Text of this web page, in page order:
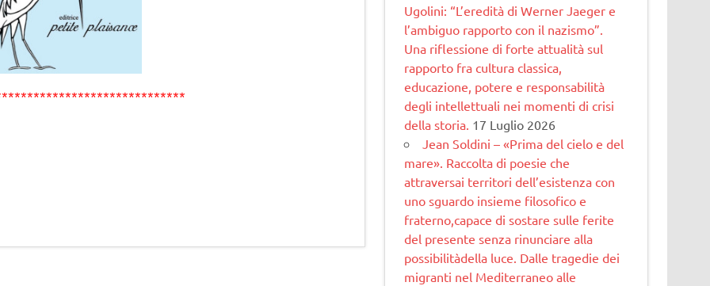
Ugolini: “L’eredità di Werner Jaeger e
l’ambiguo rapporto con il nazismo”.
Una riflessione di forte attualità sul
rapporto fra cultura classica,
educazione, potere e responsabilità
degli intellettuali nei momenti di crisi
della storia. 17 Luglio 2026
Jean Soldini – «Prima del cielo e del
mare». Raccolta di poesie che
attraversai territori dell’esistenza con
uno sguardo insieme filosofico e
fraterno,capace di sostare sulle ferite
del presente senza rinunciare alla
possibilitàdella luce. Dalle tragedie dei
migranti nel Mediterraneo alle